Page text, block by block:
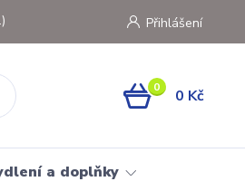
Přihlášení
0 0 Kč
a doplňky